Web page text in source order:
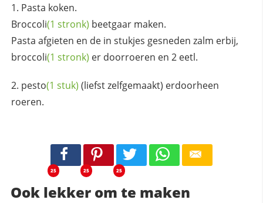
Pasta koken.
Broccoli(1 stronk) beetgaar maken.
Pasta afgieten en de in stukjes gesneden zalm erbij,
broccoli(1 stronk) er doorroeren en 2 eetl.
pesto(1 stuk) (liefst zelfgemaakt) erdoorheen
roeren.
25 25 25
Ook lekker om te maken